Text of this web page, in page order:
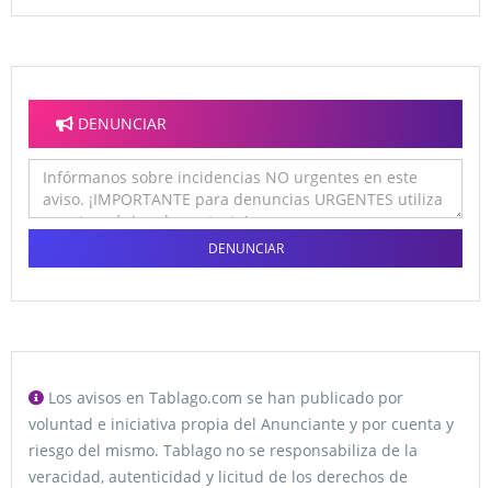
DENUNCIAR
DENUNCIAR
Los avisos en Tablago.com se han publicado por
voluntad e iniciativa propia del Anunciante y por cuenta y
riesgo del mismo. Tablago no se responsabiliza de la
veracidad, autenticidad y licitud de los derechos de